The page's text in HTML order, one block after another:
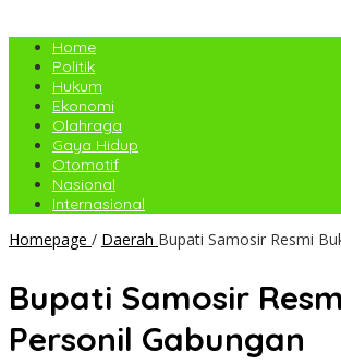
Home
Politik
Hukum
Ekonomi
Olahraga
Gaya Hidup
Otomotif
Nasional
Internasional
Homepage / Daerah Bupati Samosir Resmi
Bupati Samosir
Personil Gabungan